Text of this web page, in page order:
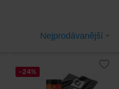
Nejprodávanější
-24%